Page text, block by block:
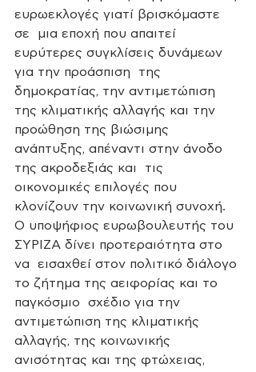
ευρωεκλογές γιατί βρισκόμαστε
σε  μια εποχή που απαιτεί
ευρύτερες συγκλίσεις δυνάμεων
για την προάσπιση  της
δημοκρατίας, την αντιμετώπιση
της κλιματικής αλλαγής και την
προώθηση της βιώσιμης
ανάπτυξης, απέναντι στην άνοδο
της ακροδεξιάς και  τις
οικονομικές επιλογές που
κλονίζουν την κοινωνική συνοχή.
Ο υποψήφιος ευρωβουλευτής του
ΣΥΡΙΖΑ δίνει προτεραιότητα στο
να  εισαχθεί στον πολιτικό διάλογο
το ζήτημα της αειφορίας και το
παγκόσμιο  σχέδιο για την
αντιμετώπιση της κλιματικής
αλλαγής, της κοινωνικής
ανισότητας και της φτώχειας,